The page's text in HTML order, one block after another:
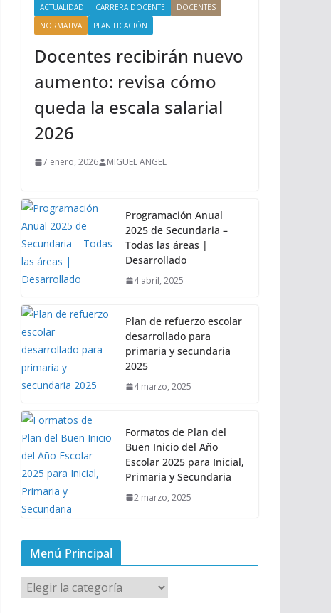
ACTUALIDAD CARRERA DOCENTE
DOCENTES
NORMATIVA
PLANIFICACIÓN
Docentes recibirán nuevo
aumento: revisa cómo
queda la escala salarial
2026
7 enero, 2026 MIGUEL ANGEL
Programación Anual
2025 de Secundaria –
Todas las áreas |
Desarrollado
4 abril, 2025
Plan de refuerzo escolar
desarrollado para
primaria y secundaria
2025
4 marzo, 2025
Formatos de Plan del
Buen Inicio del Año
Escolar 2025 para Inicial,
Primaria y Secundaria
2 marzo, 2025
Menú Principal
M
e